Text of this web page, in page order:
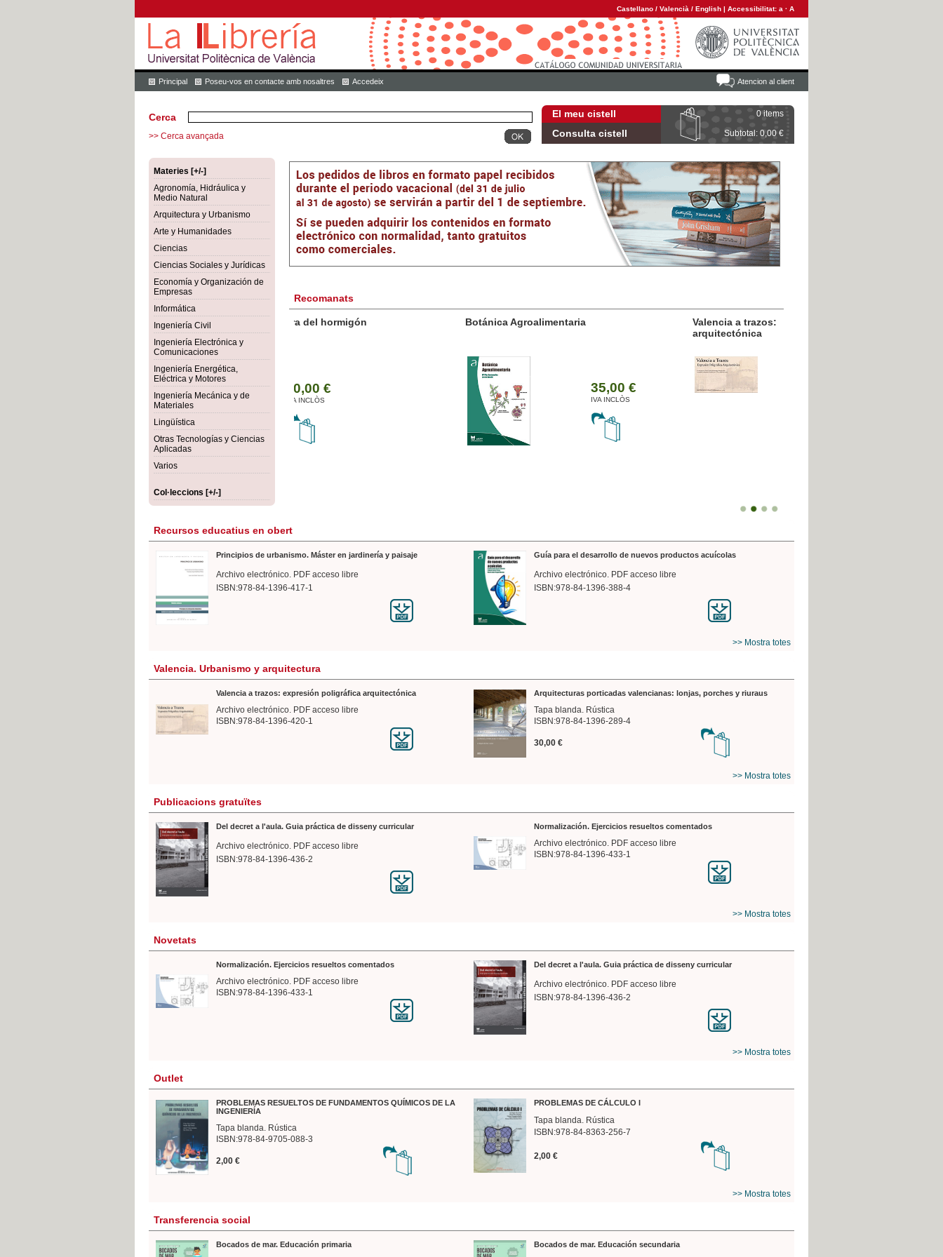
Castellano / Valencià / English | Accessibilitat: a · A
Atencion al client
Principal Poseu-vos en contacte amb nosaltres Accedeix
El meu cistell 0 items
Consulta cistell Subtotal: 0,00 €
Cerca
>> Cerca avançada
Materies [+/-]
Agronomía, Hidráulica y
Medio Natural
Arquitectura y Urbanismo
Arte y Humanidades
Ciencias
Ciencias Sociales y Jurídicas
Economía y Organización de
Empresas
Informática
Ingeniería Civil
Ingeniería Electrónica y
Comunicaciones
Ingeniería Energética,
Eléctrica y Motores
Ingeniería Mecánica y de
Materiales
Lingüística
Otras Tecnologías y Ciencias
Aplicadas
Varios
Col·leccions [+/-]
Recomanats
Botánica Agroalimentaria
Valencia a trazos: expresión poligráfica
Recursos educatius en obert
Principios de urbanismo. Máster en jardinería y paisaje
Archivo electrónico. PDF acceso libre
ISBN:978-84-1396-417-1
Guía para el desarrollo de nuevos productos acuícolas
Archivo electrónico. PDF acceso libre
ISBN:978-84-1396-388-4
>> Mostra totes
Valencia. Urbanismo y arquitectura
Valencia a trazos: expresión poligráfica arquitectónica
Archivo electrónico. PDF acceso libre
ISBN:978-84-1396-420-1
Arquitecturas porticadas valencianas: lonjas, porches y riuraus
Tapa blanda. Rústica
ISBN:978-84-1396-289-4
30,00 €
>> Mostra totes
Publicacions gratuïtes
Del decret a l'aula. Guia práctica de disseny curricular
Archivo electrónico. PDF acceso libre
ISBN:978-84-1396-436-2
Normalización. Ejercicios resueltos comentados
Archivo electrónico. PDF acceso libre
ISBN:978-84-1396-433-1
>> Mostra totes
Novetats
Normalización. Ejercicios resueltos comentados
Archivo electrónico. PDF acceso libre
ISBN:978-84-1396-433-1
Del decret a l'aula. Guia práctica de disseny curricular
Archivo electrónico. PDF acceso libre
ISBN:978-84-1396-436-2
>> Mostra totes
Outlet
PROBLEMAS RESUELTOS DE FUNDAMENTOS QUÍMICOS DE LA
INGENIERÍA
Tapa blanda. Rústica
ISBN:978-84-9705-088-3
2,00 €
PROBLEMAS DE CÁLCULO I
Tapa blanda. Rústica
ISBN:978-84-8363-256-7
2,00 €
>> Mostra totes
Transferencia social
Bocados de mar. Educación primaria Bocados de mar. Educación secundaria